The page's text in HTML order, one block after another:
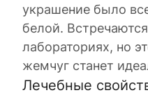
украшение было
белой.
лабораториях, но
жемчуг станет
Лечебные